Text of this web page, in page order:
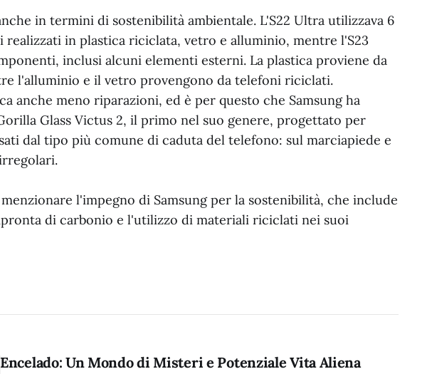
in termini di sostenibilità ambientale. L'S22 Ultra utilizzava 6
in plastica riciclata, vetro e alluminio, mentre l'S23
inclusi alcuni elementi esterni. La plastica proviene da
l'alluminio e il vetro provengono da telefoni riciclati.
anche meno riparazioni, ed è per questo che Samsung ha
Glass Victus 2, il primo nel suo genere, progettato per
dal tipo più comune di caduta del telefono: sul marciapiede e
l'impegno di Samsung per la sostenibilità, che include
di carbonio e l'utilizzo di materiali riciclati nei suoi
Encelado: Un Mondo di Misteri e Potenziale Vita Aliena